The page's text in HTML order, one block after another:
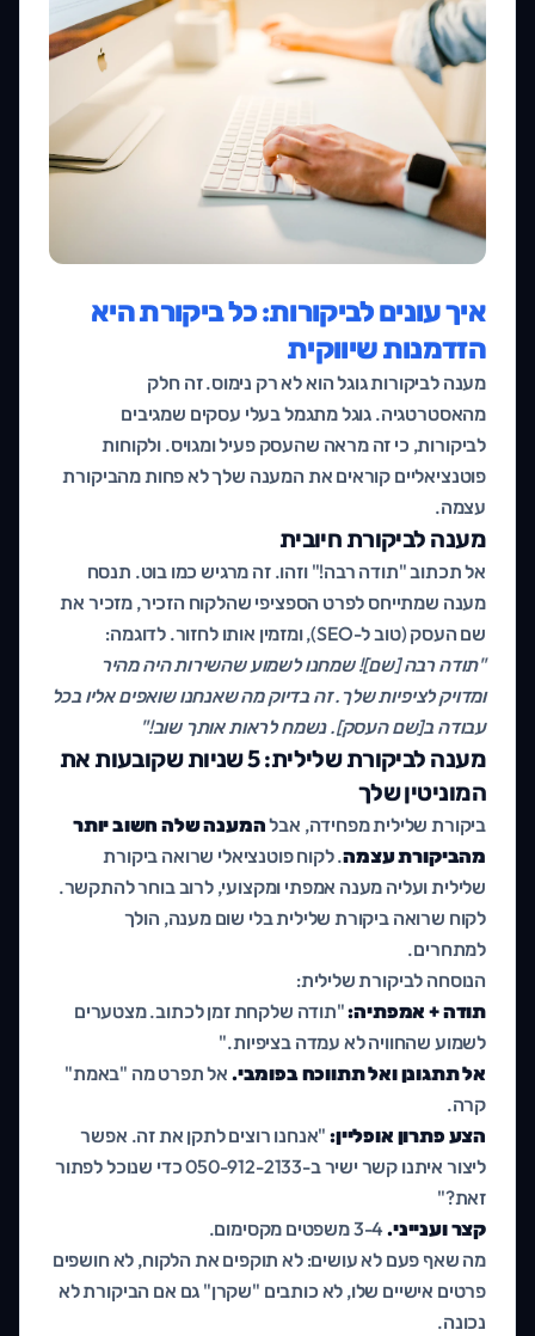
איך עונים לביקורות: כל ביקורת היא
הזדמנות שיווקית
מענה לביקורות גוגל הוא לא רק נימוס. זה חלק
מהאסטרטגיה. גוגל מתגמל בעלי עסקים שמגיבים
לביקורות, כי זה מראה שהעסק פעיל ומגויס. ולקוחות
פוטנציאליים קוראים את המענה שלך לא פחות מהביקורת
עצמה.
מענה לביקורת חיובית
אל תכתוב "תודה רבה!" וזהו. זה מרגיש כמו בוט. תנסח
מענה שמתייחס לפרט הספציפי שהלקוח הזכיר, מזכיר את
שם העסק (טוב ל-SEO), ומזמין אותו לחזור. לדוגמה:
"תודה רבה [שם]! שמחנו לשמוע שהשירות היה מהיר
ומדויק לציפיות שלך. זה בדיוק מה שאנחנו שואפים אליו בכל
עבודה ב[שם העסק]. נשמח לראות אותך שוב!"
מענה לביקורת שלילית: 5 שניות שקובעות את
המוניטין שלך
ביקורת שלילית מפחידה, אבלהמענה שלה חשוב יותר
מהביקורת עצמה. לקוח פוטנציאלי שרואה ביקורת
שלילית ועליה מענה אמפתי ומקצועי, לרוב בוחר להתקשר.
לקוח שרואה ביקורת שלילית בלי שום מענה, הולך
למתחרים.
הנוסחה לביקורת שלילית:
תודה + אמפתיה:"תודה שלקחת זמן לכתוב. מצטערים
לשמוע שהחוויה לא עמדה בציפיות."
אל תתגונן ואל תתווכח בפומבי. אל תפרט מה "באמת"
קרה.
הצע פתרון אופליין:"אנחנו רוצים לתקן את זה. אפשר
ליצור איתנו קשר ישיר ב-050-912-2133 כדי שנוכל לפתור
זאת?"
קצר וענייני.3-4 משפטים מקסימום.
מה שאף פעם לא עושים: לא תוקפים את הלקוח, לא חושפים
פרטים אישיים שלו, לא כותבים "שקרן" גם אם הביקורת לא
נכונה.